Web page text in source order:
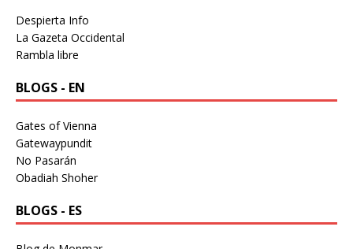
Despierta Info
La Gazeta Occidental
Rambla libre
BLOGS - EN
Gates of Vienna
Gatewaypundit
No Pasarán
Obadiah Shoher
BLOGS - ES